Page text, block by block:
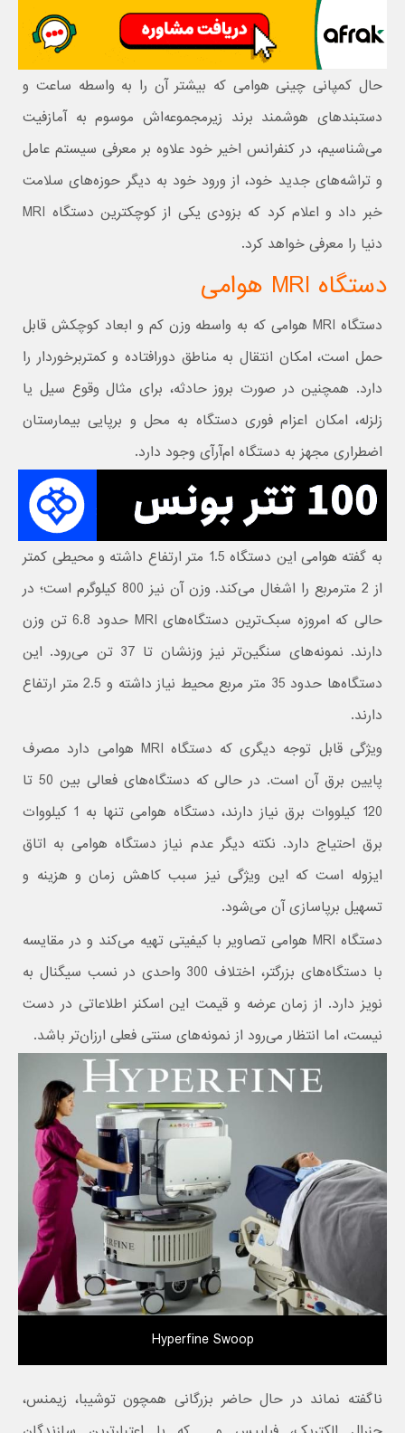
حال کمپانی چینی هوامی که بیشتر آن را به واسطه ساعت و
دستبندهای هوشمند برند زیرمجموعه‌اش موسوم به آمازفیت
می‌شناسیم، در کنفرانس اخیر خود علاوه بر معرفی سیستم عامل
و تراشه‌های جدید خود، از ورود خود به دیگر حوزه‌های سلامت
خبر داد و اعلام کرد که بزودی یکی از کوچکترین دستگاه MRI
دنیا را معرفی خواهد کرد.
دستگاه MRI هوامی
دستگاه MRI هوامی که به واسطه وزن کم و ابعاد کوچکش قابل
حمل است، امکان انتقال به مناطق دورافتاده و کمتربرخوردار را
دارد. همچنین در صورت بروز حادثه،‌ برای مثال وقوع سیل یا
زلزله، امکان اعزام فوری دستگاه به محل و برپایی بیمارستان
اضطراری مجهز به دستگاه ام‌آرآی وجود دارد.
به گفته هوامی این دستگاه 1.5 متر ارتفاع داشته و محیطی کمتر
از 2 مترمربع را اشغال می‌کند. وزن آن نیز 800 کیلوگرم است؛ در
حالی که امروزه سبک‌ترین دستگاه‌های MRI حدود 6.8 تن وزن
دارند. نمونه‌های سنگین‌تر نیز وزنشان تا 37 تن می‌رود. این
دستگاه‌ها حدود 35 متر مربع محیط نیاز داشته و 2.5 متر ارتفاع
دارند.
ویژگی قابل توجه دیگری که دستگاه MRI هوامی دارد مصرف
پایین برق آن است. در حالی که دستگاه‌های فعالی بین 50 تا
120 کیلووات برق نیاز دارند، دستگاه هوامی تنها به 1 کیلووات
برق احتیاج دارد. نکته دیگر عدم نیاز دستگاه هوامی به اتاق
ایزوله است که این ویژگی نیز سبب کاهش زمان و هزینه و
تسهیل برپاسازی آن می‌شود.
دستگاه MRI هوامی تصاویر با کیفیتی تهیه می‌کند و در مقایسه
با دستگاه‌های بزرگتر، اختلاف 300 واحدی در نسب سیگنال به
نویز دارد. از زمان عرضه و قیمت این اسکنر اطلاعاتی در دست
نیست، اما انتظار می‌رود از نمونه‌های سنتی فعلی ارزان‌تر باشد.
Hyperfine Swoop
ناگفته نماند در حال حاضر بزرگانی همچون توشیبا، زیمنس،